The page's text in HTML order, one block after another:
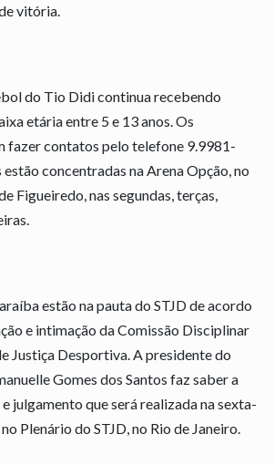
vitória.
do Tio Didi continua recebendo
etária entre 5 e 13 anos. Os
fazer contatos pelo telefone 9.9981-
concentradas na Arena Opção, no
Figueiredo, nas segundas, terças,
estão na pauta do STJD de acordo
e intimação da Comissão Disciplinar
Justiça Desportiva. A presidente do
Gomes dos Santos faz saber a
julgamento que será realizada na sexta-
Plenário do STJD, no Rio de Janeiro.